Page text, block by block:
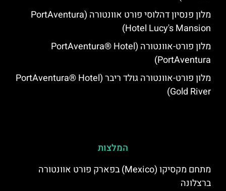
מלון פנסיון דהלוסי פורט אוונטורה (PortAventura
Hotel Lucy's Mansion‬)
מלון פורט-אוונטורה (PortAventura® Hotel
PortAventura)
מלון פורט-אוונטורה גולד ריבר (PortAventura® Hotel
Gold River)
המלצות
מתחם מקסיקו (Mexico) בפארק פורט אוונטורה
ברצלונה